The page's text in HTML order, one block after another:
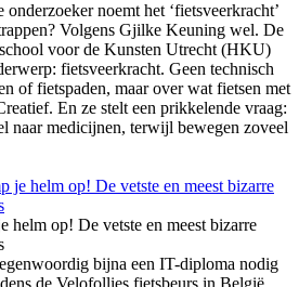
noemt het ‘fietsveerkracht’
Volgens Gjilke Keuning wel. De
voor de Kunsten Utrecht (HKU)
fietsveerkracht. Geen technisch
of fietspaden, maar over wat fietsen met
En ze stelt een prikkelende vraag:
naar medicijnen, terwijl bewegen zoveel
helm op! De vetste en meest bizarre
bijna een IT-diploma nodig